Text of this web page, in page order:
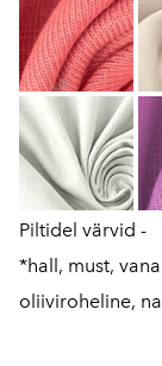
Piltidel värvid -
*hall, must,
oliiviroheline,